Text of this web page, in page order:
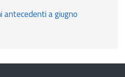
antecedenti a giugno